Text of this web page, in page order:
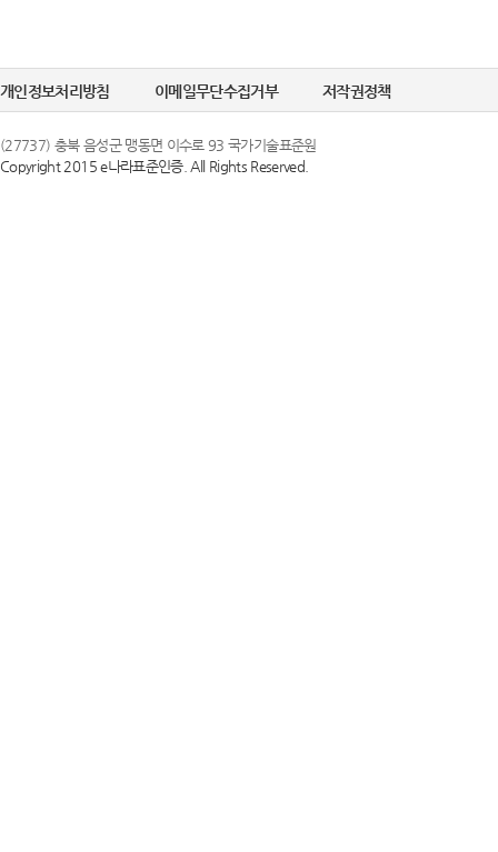
개인정보처리방침 이메일무단수집거부 저작권정책
(27737) 충북 음성군 맹동면 이수로 93 국가기술표준원
Copyright 2015 e나라표준인증. All Rights Reserved.